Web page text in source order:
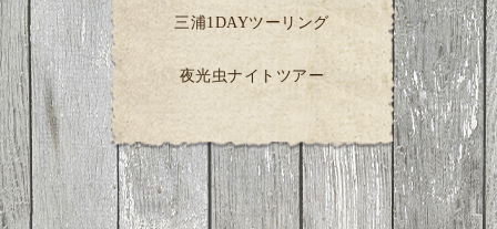
三浦1DAYツーリング
夜光虫ナイトツアー